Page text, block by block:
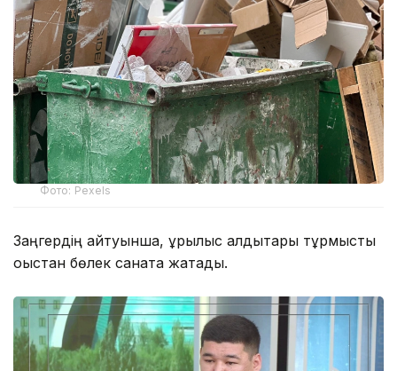
Фото: Pexels
Заңгердің айтуынша, құрылыс қалдықтары тұрмыстық
қоқыстан бөлек санатқа жатады.